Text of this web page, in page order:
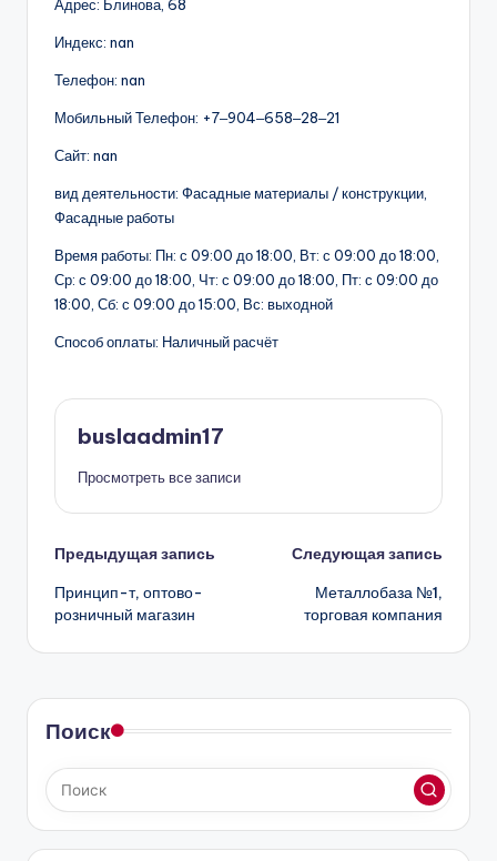
Адрес: Блинова, 68
Индекс: nan
Телефон: nan
Мобильный Телефон: +7‒904‒658‒28‒21
Сайт: nan
вид деятельности: Фасадные материалы / конструкции,
Фасадные работы
Время работы: Пн: с 09:00 до 18:00, Вт: с 09:00 до 18:00,
Ср: с 09:00 до 18:00, Чт: с 09:00 до 18:00, Пт: с 09:00 до
18:00, Сб: с 09:00 до 15:00, Вс: выходной
Способ оплаты: Наличный расчёт
buslaadmin17
Просмотреть все записи
Навигация
записи
Предыдущая запись
Принцип-т, оптово-
розничный магазин
Следующая запись
Металлобаза №1,
торговая компания
Поиск